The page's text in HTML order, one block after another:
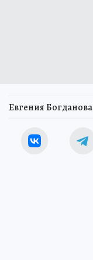
Евгения Богданова